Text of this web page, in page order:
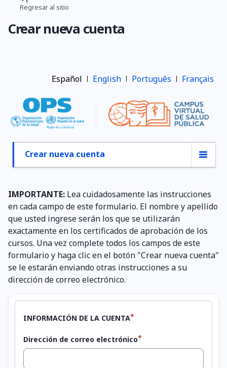
Pasar
contenido
Ruta
de
Regresar al sitio
Crear nueva cuenta
Español English Português Français
Primary
Crear nueva cuenta
IMPORTANTE: Lea cuidadosamente las instrucciones
en cada campo de este formulario. El nombre y apellido
que usted ingrese serán los que se utilizarán
exactamente en los certificados de aprobación de los
cursos. Una vez complete todos los campos de este
formulario y haga clic en el botón "Crear nueva cuenta"
se le estarán enviando otras instrucciones a su
dirección de correo electrónico.
INFORMACIÓN DE LA CUENTA
Dirección de correo electrónico